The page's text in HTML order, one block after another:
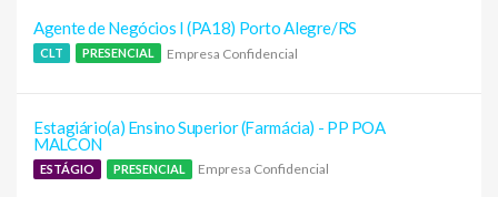
Agente de Negócios I (PA18) Porto Alegre/RS
CLT PRESENCIAL Empresa Confidencial
Estagiário(a) Ensino Superior (Farmácia) - PP POA
MALCON
ESTÁGIO PRESENCIAL Empresa Confidencial